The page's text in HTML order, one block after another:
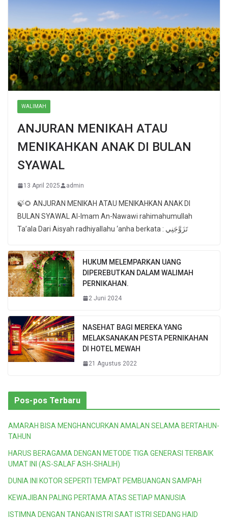
WALIMAH
ANJURAN MENIKAH ATAU
MENIKAHKAN ANAK DI BULAN
SYAWAL
13 April 2025 admin
🍃🌻 ANJURAN MENIKAH ATAU MENIKAHKAN ANAK DI
BULAN SYAWAL Al-Imam An-Nawawi rahimahumullah
Ta’ala Dari Aisyah radhiyallahu ‘anha berkata : تَزَوَّجَنِي
HUKUM MELEMPARKAN UANG
DIPEREBUTKAN DALAM WALIMAH
PERNIKAHAN.
2 Juni 2024
NASEHAT BAGI MEREKA YANG
MELAKSANAKAN PESTA PERNIKAHAN
DI HOTEL MEWAH
21 Agustus 2022
Pos-pos Terbaru
AMARAH BISA MENGHANCURKAN AMALAN SELAMA BERTAHUN-
TAHUN
HARUS BERAGAMA DENGAN METODE TIGA GENERASI TERBAIK
UMAT INI (AS-SALAF ASH-SHALIH)
DUNIA INI KOTOR SEPERTI TEMPAT PEMBUANGAN SAMPAH
KEWAJIBAN PALING PERTAMA ATAS SETIAP MANUSIA
ISTIMNA DENGAN TANGAN ISTRI SAAT ISTRI SEDANG HAID